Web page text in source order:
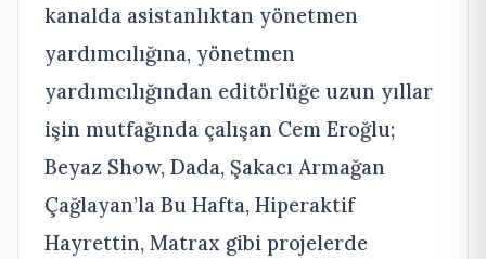
kanalda asistanlıktan yönetmen
yardımcılığına, yönetmen
yardımcılığından editörlüğe uzun yıllar
işin mutfağında çalışan Cem Eroğlu;
Beyaz Show, Dada, Şakacı Armağan
Çağlayan’la Bu Hafta, Hiperaktif
Hayrettin, Matrax gibi projelerde